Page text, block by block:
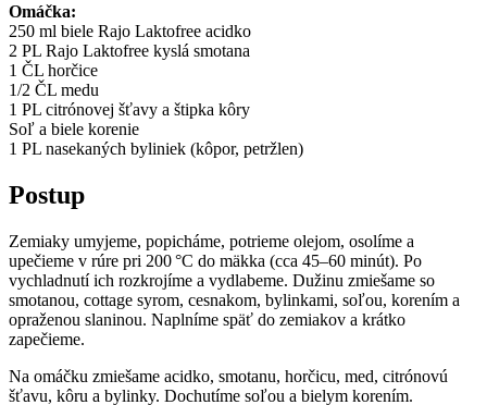
Omáčka:
250 ml biele Rajo Laktofree acidko
2 PL Rajo Laktofree kyslá smotana
1 ČL horčice
1/2 ČL medu
1 PL citrónovej šťavy a štipka kôry
Soľ a biele korenie
1 PL nasekaných byliniek (kôpor, petržlen)
Postup
Zemiaky umyjeme, popicháme, potrieme olejom, osolíme a
upečieme v rúre pri 200 °C do mäkka (cca 45–60 minút). Po
vychladnutí ich rozkrojíme a vydlabeme. Dužinu zmiešame so
smotanou, cottage syrom, cesnakom, bylinkami, soľou, korením a
opraženou slaninou. Naplníme späť do zemiakov a krátko
zapečieme.
Na omáčku zmiešame acidko, smotanu, horčicu, med, citrónovú
šťavu, kôru a bylinky. Dochutíme soľou a bielym korením.